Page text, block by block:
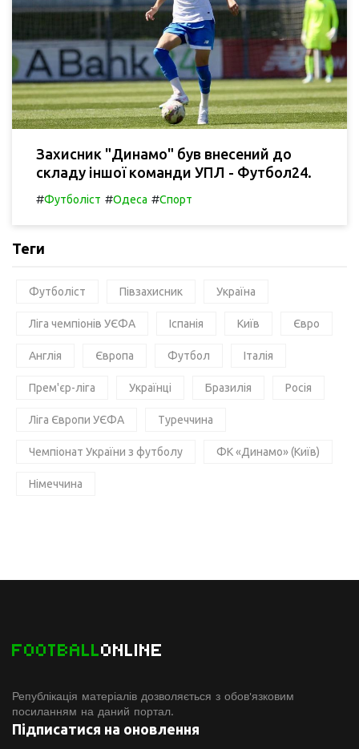
Захисник "Динамо" був внесений до
складу іншої команди УПЛ - Футбол24.
#Футболіст #Одеса #Спорт
Теги
Футболіст Півзахисник Україна
Ліга чемпіонів УЄФА Іспанія Київ Євро
Англія Європа Футбол Італія
Прем'єр-ліга Українці Бразилія Росія
Ліга Європи УЄФА Туреччина
Чемпіонат України з футболу ФК «Динамо» (Київ)
Німеччина
FOOTBALLONLINE
Републікація матеріалів дозволяється з обов'язковим
посиланням на даний портал.
Підписатися на оновлення